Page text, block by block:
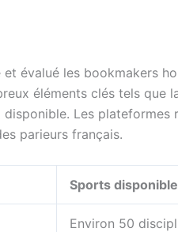
évalué les bookmakers
éléments clés tels que
Les plateformes
parieurs français.
Sports
Environ 50